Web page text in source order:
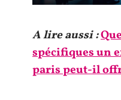
A lire aussi :
spécifiques un
paris peut-il